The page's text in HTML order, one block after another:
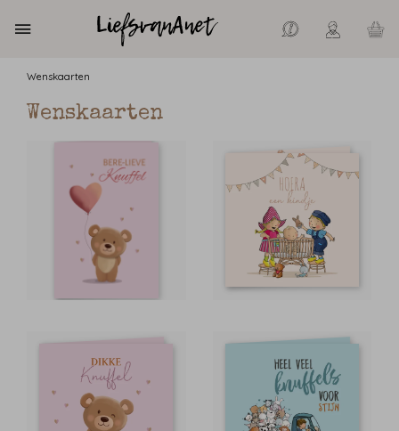
Wenskaarten
Wenskaarten